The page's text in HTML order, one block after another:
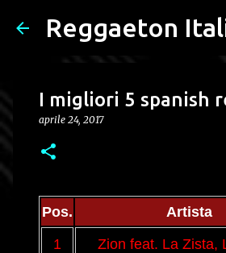
Reggaeton
I migliori 5 spanish
aprile 24, 2017
Pos.
Artista
1
Zion feat. La Zista,